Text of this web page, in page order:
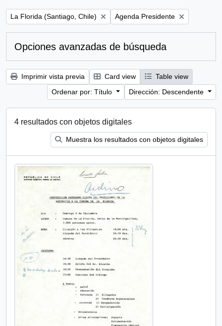
Remove filter:
La Florida (Santiago, Chile) Remove filter:
Agenda Presidente
Opciones avanzadas de búsqueda
Imprimir vista previa Card view
Table view
Ordenar por: Título
Dirección: Descendente
4 resultados con objetos digitales
Muestra los resultados con objetos digitales